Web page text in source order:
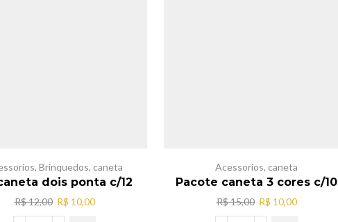
, Brinquedos, caneta
dois ponta c/12
R$12,00 O
preço
R$ 10,00O
Acessorios, caneta
Pacote caneta 3 cores c/10
R$15,00 O
preço
R$ 10,00O